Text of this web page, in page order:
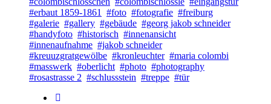
#erbaut 1859-1861
#foto #fotografie #freiburg
#galerie #gallery #gebäude #georg jakob schneider
#handyfoto #historisch #innenansicht
#innenaufnahme #jakob schneider
#kreuuzgratgewölbe #kronleuchter #maria colombi
#masswerk #oberlicht #photo #photography
#rosastrasse 2 #schlussstein #treppe #tür